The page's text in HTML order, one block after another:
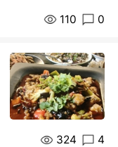
110 0
324 4